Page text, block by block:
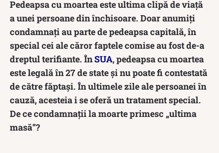
Pedeapsa cu moartea este ultima clipă de viață
a unei persoane din închisoare. Doar anumiți
condamnați au parte de pedeapsa capitală, în
special cei ale căror faptele comise au fost de-a
dreptul terifiante. ÎnSUA, pedeapsa cu moartea
este legală în 27 de state și nu poate fi contestată
de către făptași. În ultimele zile ale persoanei în
cauză, acesteia i se oferă un tratament special.
De ce condamnații la moarte primesc „ultima
masă”?